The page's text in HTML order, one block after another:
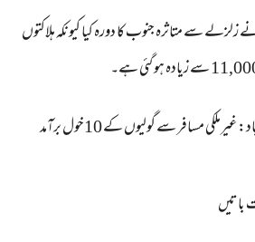
زلزلے سے متاثرہ جنوب کا دورہ کیا کیونکہ ہلاکتوں
مسافر سے گولیوں کے 10خول برآمد
باتیں